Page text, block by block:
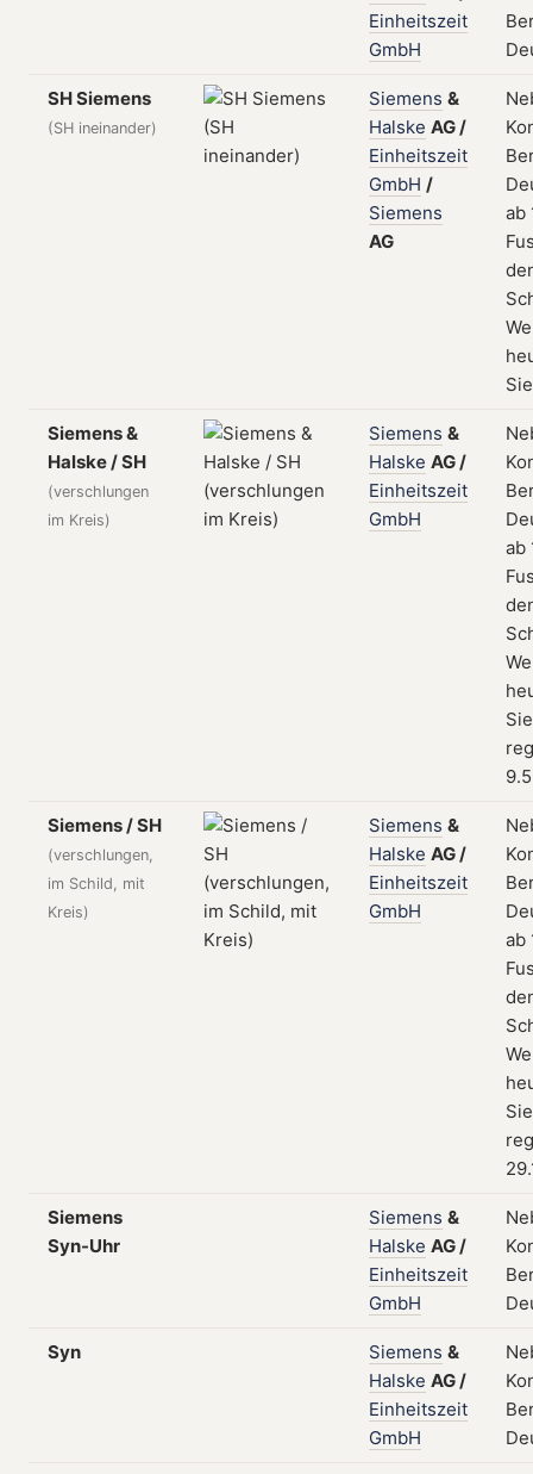
Einheitszeit
GmbH
SH Siemens
(SH ineinander)
Siemens &
Halske AG/
Einheitszeit
GmbH /
Siemens
AG
ab
Siemens &
Halske / SH
(verschlungen
im Kreis)
Siemens &
Halske AG/
Einheitszeit
GmbH
ab
Siemens / SH
(verschlungen,
im Schild, mit
Kreis)
Siemens &
Halske AG/
Einheitszeit
GmbH
ab
Siemens
Syn-Uhr
Siemens &
Halske AG/
Einheitszeit
GmbH
Syn Siemens &
Halske AG/
Einheitszeit
GmbH